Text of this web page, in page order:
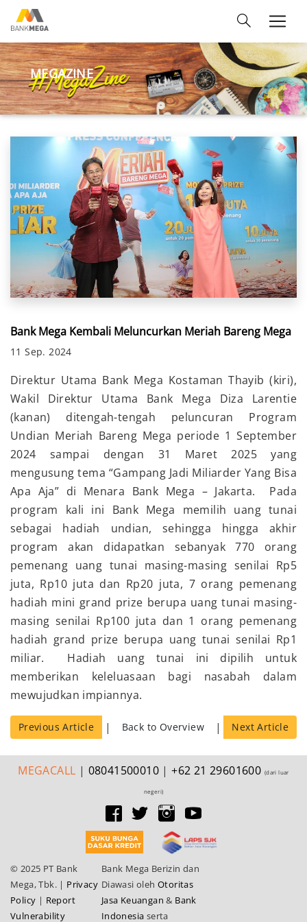
MEGAZINE
Bank Mega Kembali Meluncurkan Meriah Bareng Mega
11 Sep. 2024
Direktur Utama Bank Mega Kostaman Thayib (kiri),
Wakil Direktur Utama Bank Mega Diza Larentie
(kanan) ditengah-tengah peluncuran Program
Undian Meriah Bareng Mega periode 1 September
2024 sampai dengan 31 Maret 2025 yang
mengusung tema “Gampang Jadi Miliarder Yang Bisa
Apa Aja” di Menara Bank Mega – Jakarta. Pada
program kali ini Bank Mega memilih uang tunai
sebagai hadiah undian, sehingga hingga akhir
program akan didapatkan sebanyak 770 orang
pemenang uang tunai masing-masing senilai Rp5
juta, Rp10 juta dan Rp20 juta, 7 orang pemenang
hadiah mini grand prize berupa uang tunai masing-
masing senilai Rp100 juta dan 1 orang pemenang
hadiah grand prize berupa uang tunai senilai Rp1
miliar. Hadiah uang tunai ini dipilih untuk
memberikan keleluasaan bagi nasabah dalam
mewujudkan impiannya.
Previous Article | Back to Overview | Next Article
MEGACALL | 08041500010 |+62 21 29601600 (dari luar
negeri)
© 2025 PT Bank
Mega, Tbk. | Privacy
Policy | Report
Vulnerability
Bank Mega Berizin dan
Diawasi oleh Otoritas
Jasa Keuangan & Bank
Indonesia serta